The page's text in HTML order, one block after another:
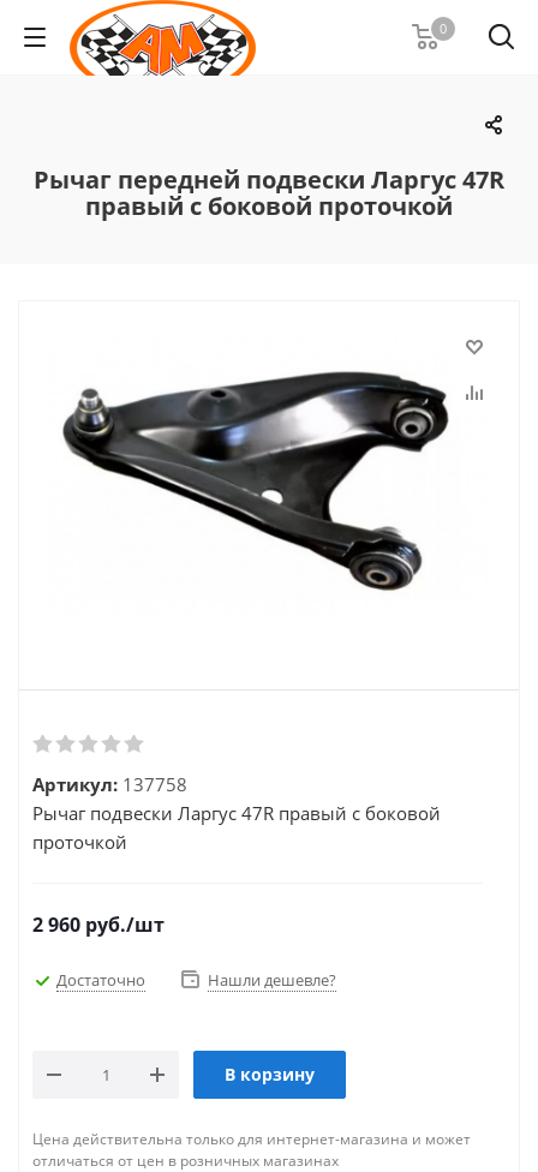
0
Рычаг передней подвески Ларгус 47R
правый с боковой проточкой
Артикул: 137758
Рычаг подвески Ларгус 47R правый с боковой
проточкой
2 960 руб./шт
Достаточно Нашли дешевле?
В корзину
Цена действительна только для интернет-магазина и может
отличаться от цен в розничных магазинах